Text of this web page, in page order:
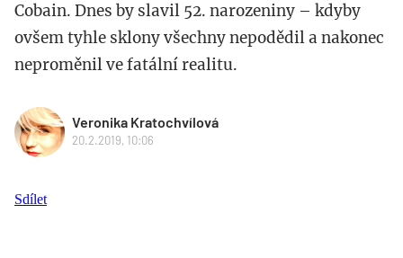
Cobain. Dnes by slavil 52. narozeniny – kdyby
ovšem tyhle sklony všechny nepodědil a nakonec
neproměnil ve fatální realitu.
Veronika Kratochvílová
20.2.2019, 10:06
Sdílet